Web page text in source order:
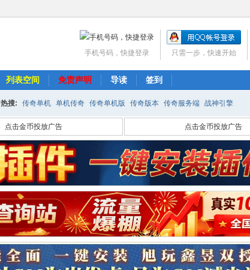
只需一步，快速开始
手机号码，快捷登录
列表空间 免责声明 导读 签到
热搜: 传奇单机 单机传奇 传奇单机版 传奇版本 传奇服务端 战神引擎
点击金币投放广告 点击金币投放广告